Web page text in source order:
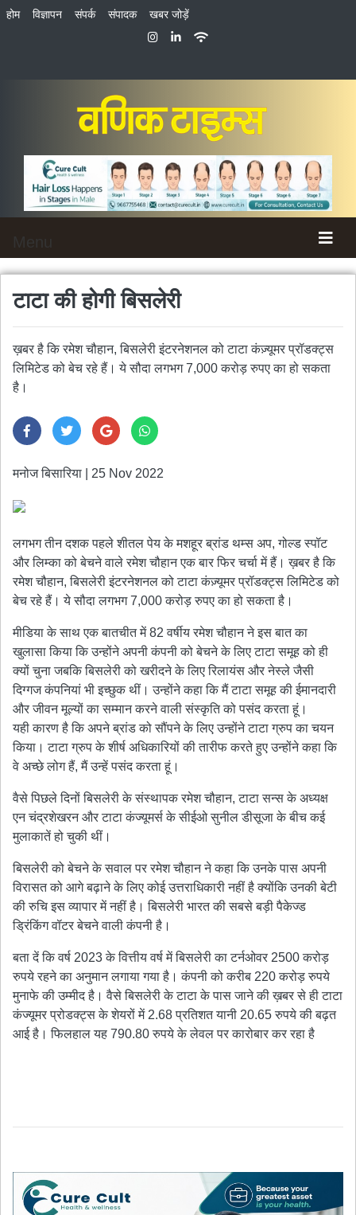
होम विज्ञापन संपर्क संपादक खबर जोड़ें
टाटा की होगी बिसलेरी
ख़बर है कि रमेश चौहान, बिसलेरी इंटरनेशनल को टाटा कंज़्यूमर प्रॉडक्ट्स
लिमिटेड को बेच रहे हैं। ये सौदा लगभग 7,000 करोड़ रुपए का हो सकता
है।
मनोज बिसारिया 25 Nov 2022
लगभग तीन दशक पहले शीतल पेय के मशहूर ब्रांड थम्स अप, गोल्ड स्पॉट
और लिम्का को बेचने वाले रमेश चौहान एक बार फिर चर्चा में हैं। ख़बर है कि
रमेश चौहान, बिसलेरी इंटरनेशनल को टाटा कंज़्यूमर प्रॉडक्ट्स लिमिटेड को
बेच रहे हैं। ये सौदा लगभग 7,000 करोड़ रुपए का हो सकता है।
मीडिया के साथ एक बातचीत में 82 वर्षीय रमेश चौहान ने इस बात का
खुलासा किया कि उन्होंने अपनी कंपनी को बेचने के लिए टाटा समूह को ही
क्यों चुना जबकि बिसलेरी को खरीदने के लिए रिलायंस और नेस्ले जैसी
दिग्गज कंपनियां भी इच्छुक थीं। उन्होंने कहा कि मैं टाटा समूह की ईमानदारी
और जीवन मूल्यों का सम्मान करने वाली संस्कृति को पसंद करता हूं।
यही कारण है कि अपने ब्रांड को सौंपने के लिए उन्होंने टाटा ग्रुप का चयन
किया। टाटा ग्रुप के शीर्ष अधिकारियों की तारीफ करते हुए उन्होंने कहा कि
वे अच्छे लोग हैं, मैं उन्हें पसंद करता हूं।
वैसे पिछले दिनों बिसलेरी के संस्थापक रमेश चौहान, टाटा सन्स के अध्यक्ष
एन चंद्रशेखरन और टाटा कंज्यूमर्स के सीईओ सुनील डीसूजा के बीच कई
मुलाकातें हो चुकी थीं।
बिसलेरी को बेचने के सवाल पर रमेश चौहान ने कहा कि उनके पास अपनी
विरासत को आगे बढ़ाने के लिए कोई उत्तराधिकारी नहीं है क्योंकि उनकी बेटी
की रुचि इस व्यापार में नहीं है। बिसलेरी भारत की सबसे बड़ी पैकेज्ड
ड्रिंकिंग वॉटर बेचने वाली कंपनी है।
बता दें कि वर्ष 2023 के वित्तीय वर्ष में बिसलेरी का टर्नओवर 2500 करोड़
रुपये रहने का अनुमान लगाया गया है। कंपनी को करीब 220 करोड़ रुपये
मुनाफे की उम्मीद है। वैसे बिसलेरी के टाटा के पास जाने की ख़बर से ही टाटा
कंज्यूमर प्रोडक्ट्स के शेयरों में 2.68 प्रतिशत यानी 20.65 रुपये की बढ़त
आई है। फिलहाल यह 790.80 रुपये के लेवल पर कारोबार कर रहा है